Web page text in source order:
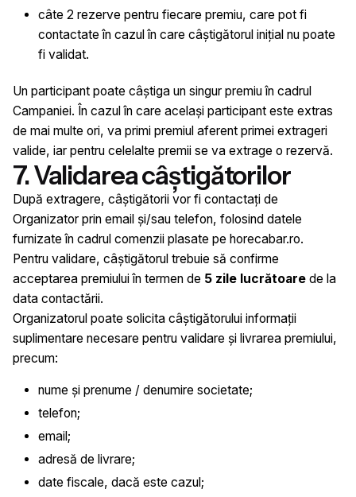
câte 2 rezerve pentru fiecare premiu, care pot fi
contactate în cazul în care câștigătorul inițial nu poate
fi validat.
Un participant poate câștiga un singur premiu în cadrul
Campaniei. În cazul în care același participant este extras
de mai multe ori, va primi premiul aferent primei extrageri
valide, iar pentru celelalte premii se va extrage o rezervă.
7. Validarea câștigătorilor
După extragere, câștigătorii vor fi contactați de
Organizator prin email și/sau telefon, folosind datele
furnizate în cadrul comenzii plasate pe horecabar.ro.
Pentru validare, câștigătorul trebuie să confirme
acceptarea premiului în termen de 5 zile lucrătoare de la
data contactării.
Organizatorul poate solicita câștigătorului informații
suplimentare necesare pentru validare și livrarea premiului,
precum:
nume și prenume / denumire societate;
telefon;
email;
adresă de livrare;
date fiscale, dacă este cazul;